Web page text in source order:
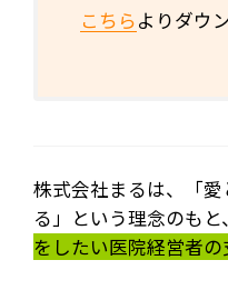
こちらよりダウ
株式会社まるは、「
る」という理念のもと、
をしたい医院経営者の